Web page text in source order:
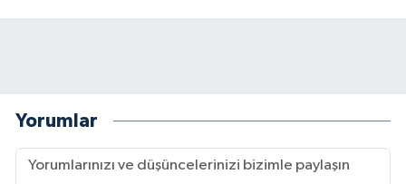
Yorumlar